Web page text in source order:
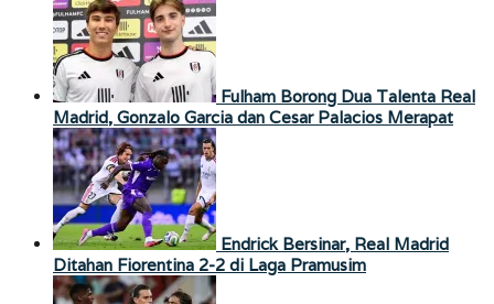
Fulham Borong Dua Talenta Real
Madrid, Gonzalo Garcia dan Cesar Palacios Merapat
Endrick Bersinar, Real Madrid
Ditahan Fiorentina 2-2 di Laga Pramusim